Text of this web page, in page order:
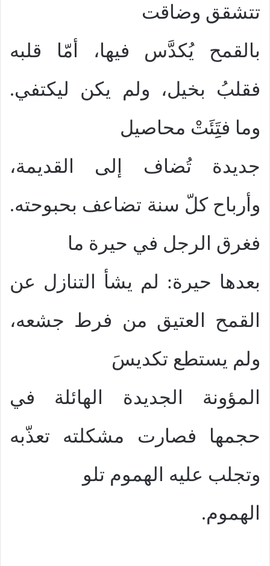
تتشقق وضاقت
بالقمح يُكدَّس فيها، أمّا قلبه
فقلبُ بخيل، ولم يكن ليكتفي.
وما فتَِِئَتْ محاصيل
جديدة تُضاف إلى القديمة،
وأرباح كلّ سنة تضاعف بحبوحته.
فغرق الرجل في حيرة ما
بعدها حيرة: لم يشأ التنازل عن
القمح العتيق من فرط جشعه،
ولم يستطع تكديسَ
المؤونة الجديدة الهائلة في
حجمها فصارت مشكلته تعذّبه
وتجلب عليه الهموم تلو
الهموم.